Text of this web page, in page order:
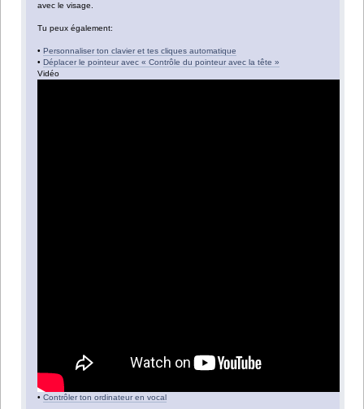
avec le visage.
Tu peux également:
•Personnaliser ton clavier et tes cliques automatique
•Déplacer le pointeur avec « Contrôle du pointeur avec la tête »
Vidéo
•Contrôler ton ordinateur en vocal